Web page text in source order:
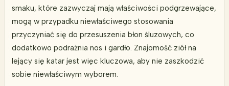
smaku, które zazwyczaj mają właściwości podgrzewające,
mogą w przypadku niewłaściwego stosowania
przyczyniać się do przesuszenia błon śluzowych, co
dodatkowo podrażnia nos i gardło. Znajomość ziół na
lejący się katar jest więc kluczowa, aby nie zaszkodzić
sobie niewłaściwym wyborem.